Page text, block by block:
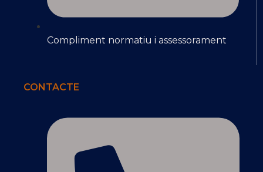
Compliment normatiu i assessorament
CONTACTE